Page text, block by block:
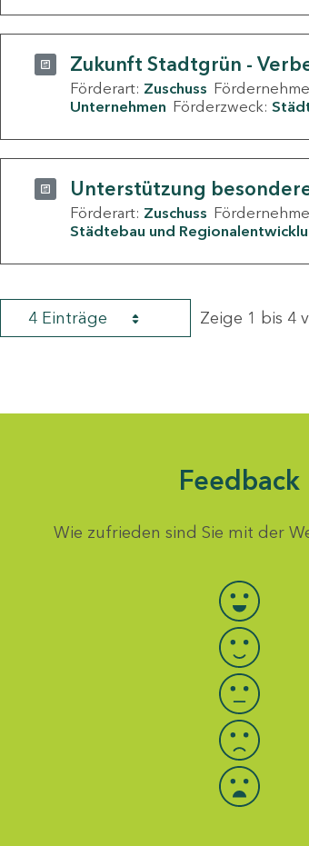
Zukunft Stadtgrün -
Förderart: Zuschuss
Unternehmen Förderzweck:
Unterstützung
Förderart: Zuschuss
Städtebau und
4 Einträge Zeige 1 bis 4
Feedback
Wie zufrieden sind Sie mit der
Bewertung